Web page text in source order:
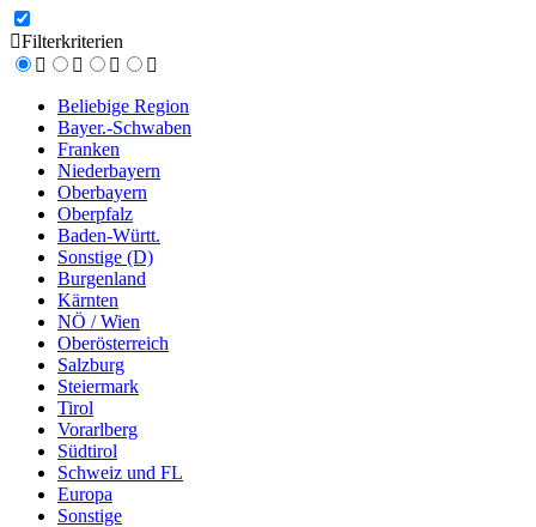
Filterkriterien
Beliebige Region
Bayer.-Schwaben
Franken
Niederbayern
Oberbayern
Oberpfalz
Baden-Württ.
Sonstige (D)
Burgenland
Kärnten
NÖ / Wien
Oberösterreich
Salzburg
Steiermark
Tirol
Vorarlberg
Südtirol
Schweiz und FL
Europa
Sonstige